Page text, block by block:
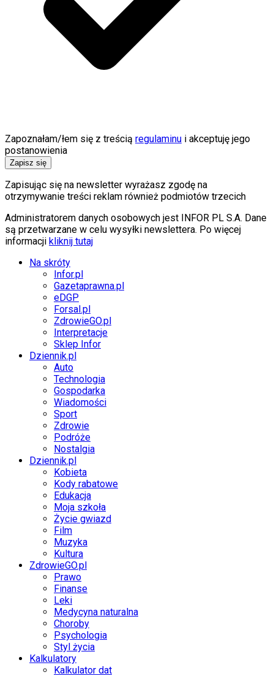
Zapoznałam/łem się z treścią regulaminu i akceptuję jego
postanowienia
Zapisz się
Zapisując się na newsletter wyrażasz zgodę na
otrzymywanie treści reklam również podmiotów trzecich
Administratorem danych osobowych jest INFOR PL S.A. Dane
są przetwarzane w celu wysyłki newslettera. Po więcej
informacji kliknij tutaj
Na skróty
Infor.pl
Gazetaprawna.pl
eDGP
Forsal.pl
ZdrowieGO.pl
Interpretacje
Sklep Infor
Dziennik.pl
Auto
Technologia
Gospodarka
Wiadomości
Sport
Zdrowie
Podróże
Nostalgia
Dziennik.pl
Kobieta
Kody rabatowe
Edukacja
Moja szkoła
Życie gwiazd
Film
Muzyka
Kultura
ZdrowieGO.pl
Prawo
Finanse
Leki
Medycyna naturalna
Choroby
Psychologia
Styl życia
Kalkulatory
Kalkulator dat